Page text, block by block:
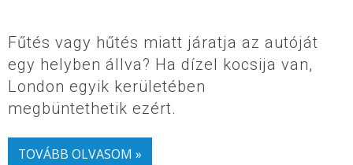
Fűtés vagy hűtés miatt járatja az autóját
egy helyben állva? Ha dízel kocsija van,
London egyik kerületében
megbüntethetik ezért.
TOVÁBB OLVASOM »